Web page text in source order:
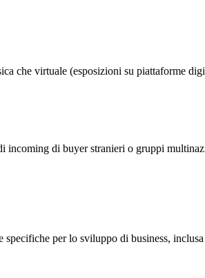
che virtuale (esposizioni su piattaforme
incoming di buyer stranieri o gruppi
per lo sviluppo di business,